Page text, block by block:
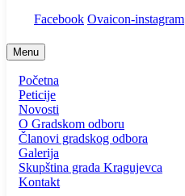
Facebook Ovaicon-instagram
Menu
Početna
Peticije
Novosti
O Gradskom odboru
Članovi gradskog odbora
Galerija
Skupština grada Kragujevca
Kontakt